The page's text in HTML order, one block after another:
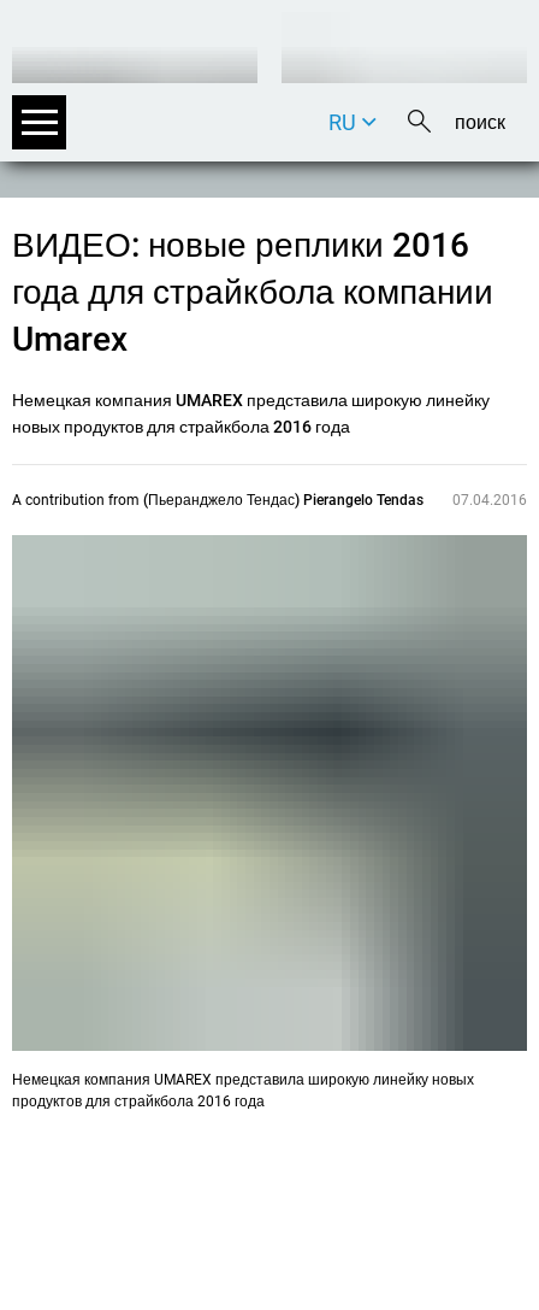
DE
IT
RU
ВИДЕО: новые реплики 2016
года для страйкбола компании
Umarex
Немецкая компания UMAREX представила широкую линейку
новых продуктов для страйкбола 2016 года
A contribution from (Пьеранджело Тендас) Pierangelo Tendas 07.04.2016
Немецкая компания UMAREX представила широкую линейку новых
продуктов для страйкбола 2016 года